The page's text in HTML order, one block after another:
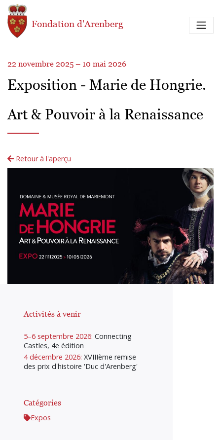
Aller au contenu principal
Fondation d'Arenberg
22 novembre 2025 – 10 mai 2026
Exposition - Marie de Hongrie.
Art & Pouvoir à la Renaissance
Retour à l'aperçu
Activités à venir
5–6 septembre 2026: Connecting
Castles, 4e édition
4 décembre 2026: XVIIIème remise
des prix d'histoire 'Duc d'Arenberg'
Catégories
Expos